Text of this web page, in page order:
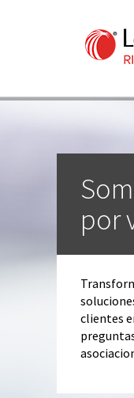
por
clientes